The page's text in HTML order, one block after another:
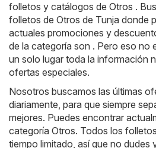
folletos y catálogos de Otros .
folletos de Otros de Tunja donde
actuales promociones y
de la categoría son . Pero eso no
un solo lugar toda la información
ofertas especiales.
Nosotros buscamos las últimas
diariamente, para que siempre
mejores. Puedes encontrar
categoría Otros. Todos los
tiempo limitado, así que no dudes